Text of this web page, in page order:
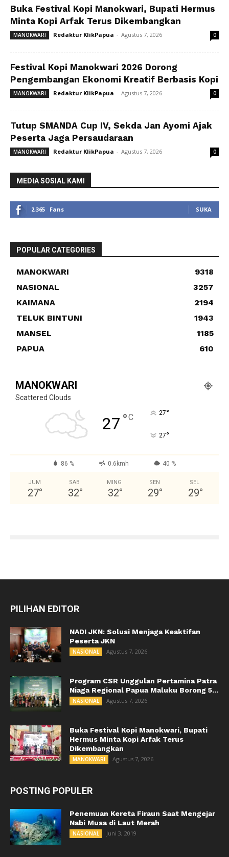
Buka Festival Kopi Manokwari, Bupati Hermus
Minta Kopi Arfak Terus Dikembangkan
MANOKWARI Redaktur KlikPapua - Agustus 7, 2026 0
Festival Kopi Manokwari 2026 Dorong
Pengembangan Ekonomi Kreatif Berbasis Kopi
MANOKWARI Redaktur KlikPapua - Agustus 7, 2026 0
Tutup SMANDA Cup IV, Sekda Jan Ayomi Ajak
Peserta Jaga Persaudaraan
MANOKWARI Redaktur KlikPapua - Agustus 7, 2026 0
MEDIA SOSIAL KAMI
2,365 Fans SUKA
POPULAR CATEGORIES
MANOKWARI
9318
NASIONAL
3257
KAIMANA
2194
TELUK BINTUNI
1943
MANSEL
1185
PAPUA
610
MANOKWARI
Scattered Clouds
27 °C 27°
27°
86 % 0.6kmh 40 %
JUM
27°
SAB
32°
MING
32°
SEN
29°
SEL
29°
PILIHAN EDITOR
NADI JKN: Solusi Menjaga Keaktifan
Peserta JKN
NASIONAL Agustus 7, 2026
Program CSR Unggulan Pertamina Patra
Niaga Regional Papua Maluku Borong 5...
NASIONAL Agustus 7, 2026
Buka Festival Kopi Manokwari, Bupati
Hermus Minta Kopi Arfak Terus
Dikembangkan
MANOKWARI Agustus 7, 2026
POSTING POPULER
Penemuan Kereta Firaun Saat Mengejar
Nabi Musa di Laut Merah
NASIONAL Juni 3, 2019